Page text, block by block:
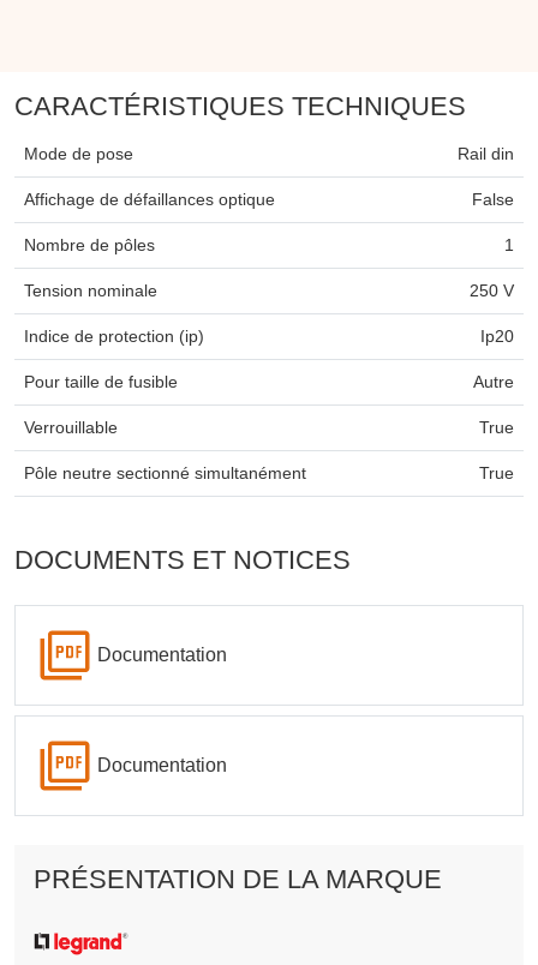
CARACTÉRISTIQUES TECHNIQUES
Mode de pose Rail din
Affichage de défaillances optique False
Nombre de pôles 1
Tension nominale 250 V
Indice de protection (ip) Ip20
Pour taille de fusible Autre
Verrouillable True
Pôle neutre sectionné simultanément True
DOCUMENTS ET NOTICES
Documentation
Documentation
PRÉSENTATION DE LA MARQUE